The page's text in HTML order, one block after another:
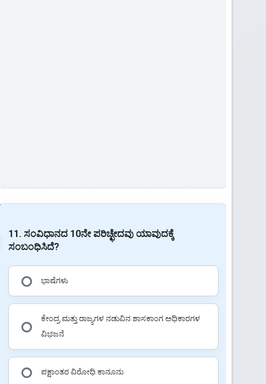
11. ಸಂವಿಧಾನದ 10ನೇ ಪರಿಚ್ಛೇದವು ಯಾವುದಕ್ಕೆ
ಸಂಬಂಧಿಸಿದೆ?
ಭಾಷೆಗಳು
ಕೇಂದ್ರ ಮತ್ತು ರಾಜ್ಯಗಳ ನಡುವಿನ ಶಾಸಕಾಂಗ ಅಧಿಕಾರಗಳ
ವಿಭಜನೆ
ಪಕ್ಷಾಂತರ ವಿರೋಧಿ ಕಾನೂನು